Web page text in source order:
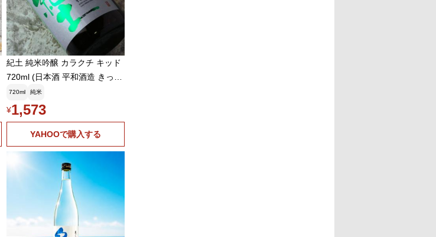
紀土 純米吟醸 カラクチ キッド
720ml (日本酒 平和酒造 きっ
ど)
720ml 純米
¥1,573
YAHOOで購入する